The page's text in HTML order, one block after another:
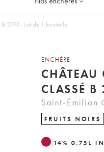
Château Canon 1er Grand Cru Classé B 2013 - Lot de 1 bouteille
ENCHÈRE
Saint-Émilion
FRUITS NOIRS
14% 0.75 L